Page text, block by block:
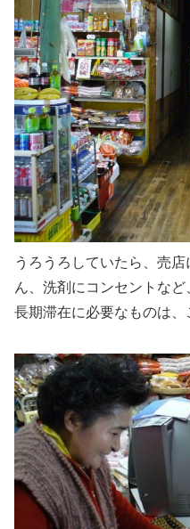
うろうろしていたら、売
ん、洗剤にコンセントなど
長期滞在に必要なものは、